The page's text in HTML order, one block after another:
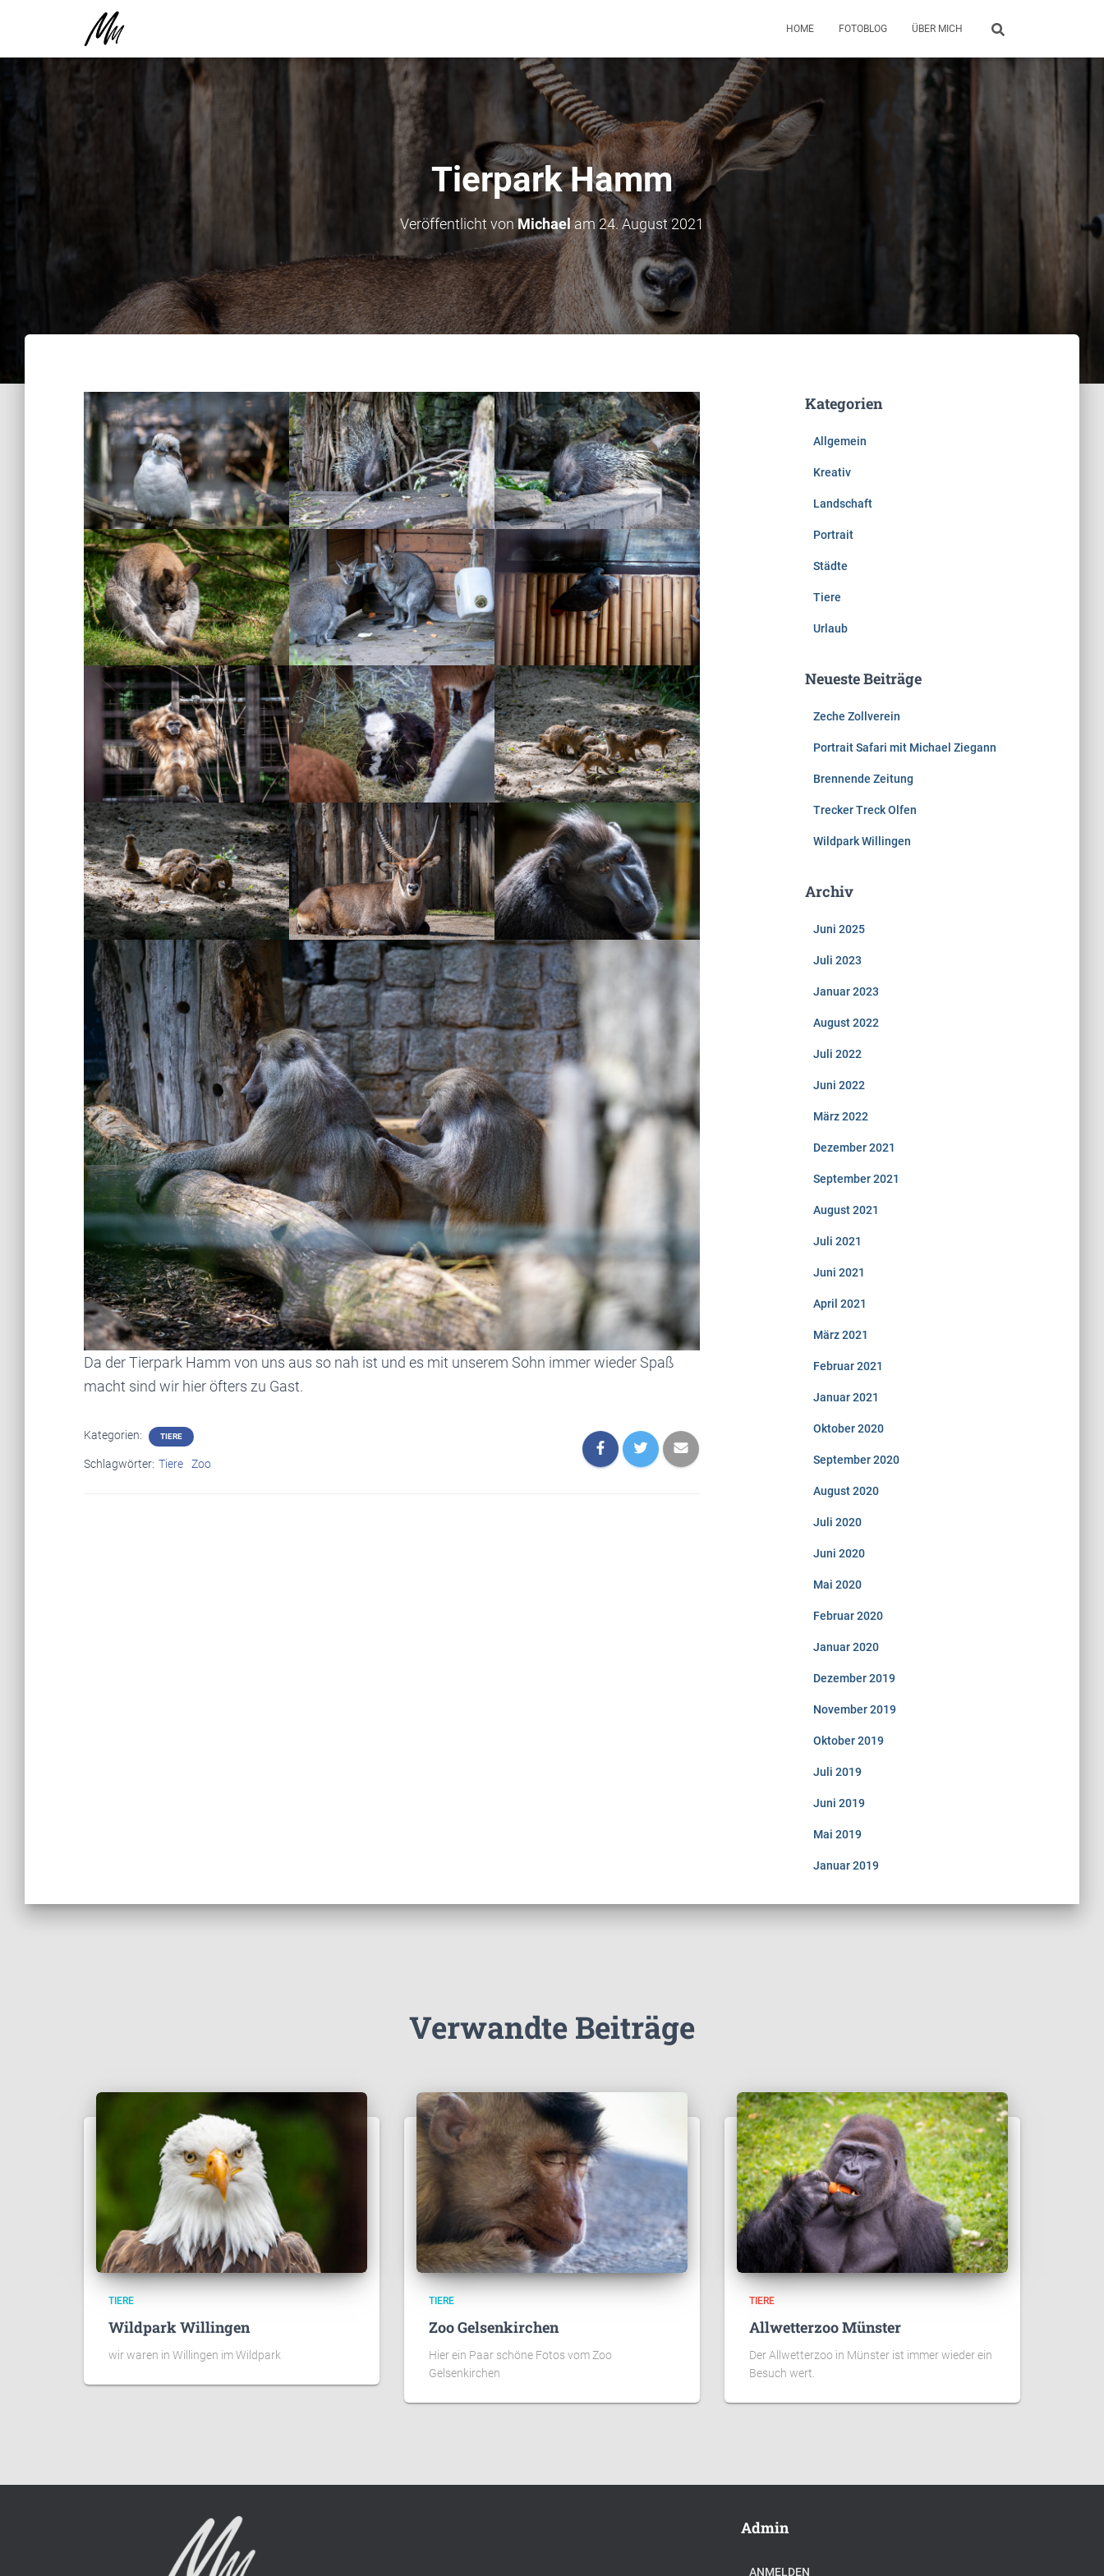
HOME FOTOBLOG ÜBER MICH
Tierpark Hamm
Veröffentlicht von Michaelam24. August 2021
Da der Tierpark Hamm von uns aus so nah ist und es mit unserem Sohn immer wieder Spaß
macht sind wir hier öfters zu Gast.
Kategorien: TIERE
Schlagwörter: Tiere Zoo
Kategorien
Allgemein
Kreativ
Landschaft
Portrait
Städte
Tiere
Urlaub
Neueste Beiträge
Zeche Zollverein
Portrait Safari mit Michael Ziegann
Brennende Zeitung
Trecker Treck Olfen
Wildpark Willingen
Archiv
Juni 2025
Juli 2023
Januar 2023
August 2022
Juli 2022
Juni 2022
März 2022
Dezember 2021
September 2021
August 2021
Juli 2021
Juni 2021
April 2021
März 2021
Februar 2021
Januar 2021
Oktober 2020
September 2020
August 2020
Juli 2020
Juni 2020
Mai 2020
Februar 2020
Januar 2020
Dezember 2019
November 2019
Oktober 2019
Juli 2019
Juni 2019
Mai 2019
Januar 2019
Verwandte Beiträge
TIERE
Wildpark Willingen
wir waren in Willingen im Wildpark
TIERE
Zoo Gelsenkirchen
Hier ein Paar schöne Fotos vom Zoo
Gelsenkirchen
TIERE
Allwetterzoo Münster
Der Allwetterzoo in Münster ist immer wieder ein
Besuch wert.
Admin
ANMELDEN